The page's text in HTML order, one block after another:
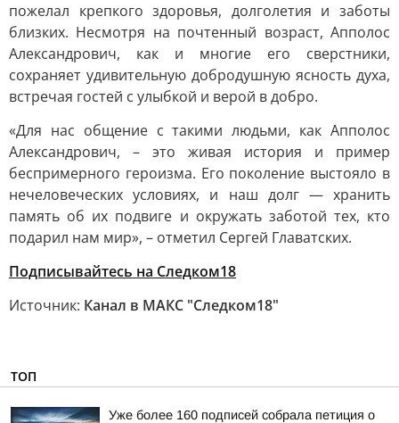
пожелал крепкого здоровья, долголетия и заботы
близких. Несмотря на почтенный возраст, Апполос
Александрович, как и многие его сверстники,
сохраняет удивительную добродушную ясность духа,
встречая гостей с улыбкой и верой в добро.
«Для нас общение с такими людьми, как Апполос
Александрович, – это живая история и пример
беспримерного героизма. Его поколение выстояло в
нечеловеческих условиях, и наш долг — хранить
память об их подвиге и окружать заботой тех, кто
подарил нам мир», – отметил Сергей Главатских.
Подписывайтесь на Следком18
Источник: Канал в МАКС "Следком18"
ТОП
Уже более 160 подписей собрала петиция о